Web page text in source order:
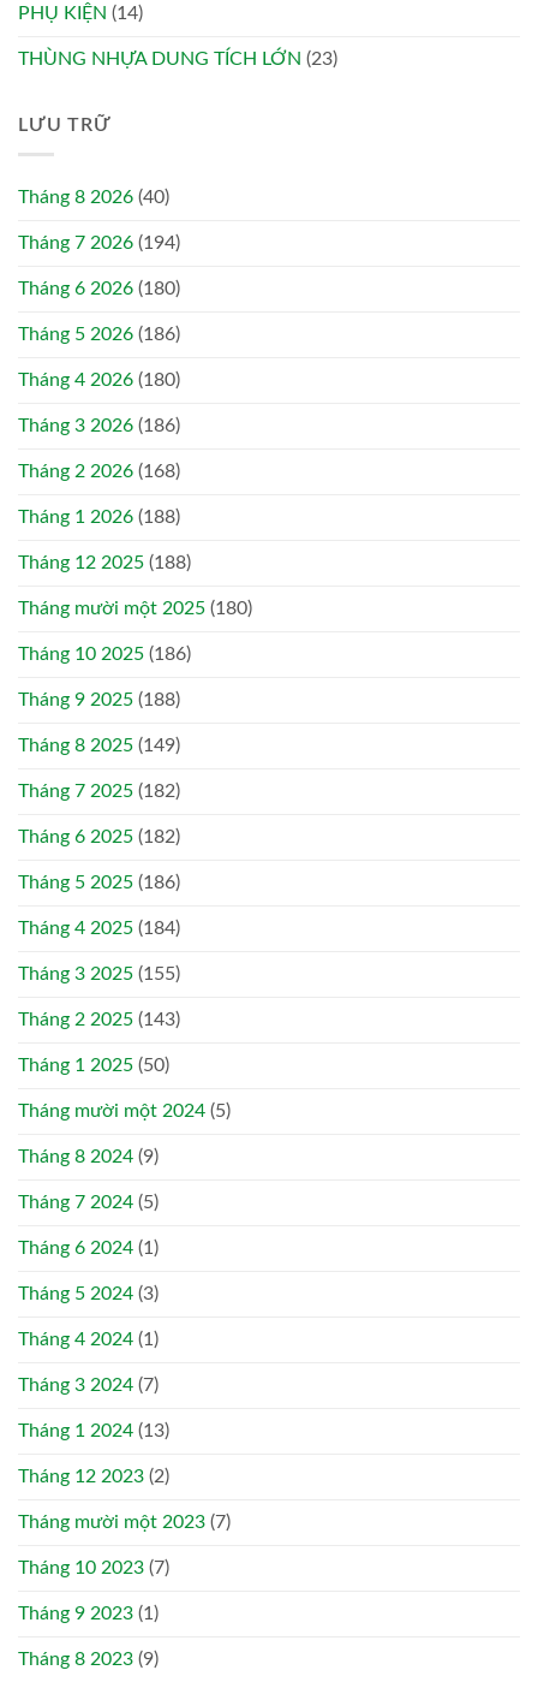
PHỤ KIỆN (14)
THÙNG NHỰA DUNG TÍCH LỚN (23)
LƯU TRỮ
Tháng 8 2026 (40)
Tháng 7 2026 (194)
Tháng 6 2026 (180)
Tháng 5 2026 (186)
Tháng 4 2026 (180)
Tháng 3 2026 (186)
Tháng 2 2026 (168)
Tháng 1 2026 (188)
Tháng 12 2025 (188)
Tháng mười một 2025 (180)
Tháng 10 2025 (186)
Tháng 9 2025 (188)
Tháng 8 2025 (149)
Tháng 7 2025 (182)
Tháng 6 2025 (182)
Tháng 5 2025 (186)
Tháng 4 2025 (184)
Tháng 3 2025 (155)
Tháng 2 2025 (143)
Tháng 1 2025 (50)
Tháng mười một 2024 (5)
Tháng 8 2024 (9)
Tháng 7 2024 (5)
Tháng 6 2024 (1)
Tháng 5 2024 (3)
Tháng 4 2024 (1)
Tháng 3 2024 (7)
Tháng 1 2024 (13)
Tháng 12 2023 (2)
Tháng mười một 2023 (7)
Tháng 10 2023 (7)
Tháng 9 2023 (1)
Tháng 8 2023 (9)